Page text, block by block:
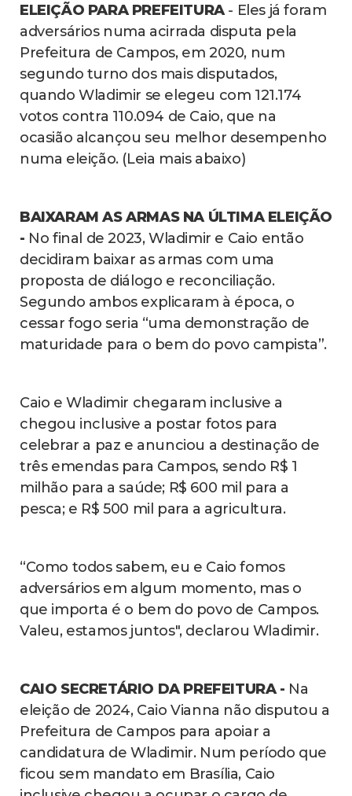
ELEIÇÃO PARA PREFEITURA- Eles já foram
adversários numa acirrada disputa pela
Prefeitura de Campos, em 2020, num
segundo turno dos mais disputados,
quando Wladimir se elegeu com 121.174
votos contra 110.094 de Caio, que na
ocasião alcançou seu melhor desempenho
numa eleição. (Leia mais abaixo)
BAIXARAM AS ARMAS NA ÚLTIMA ELEIÇÃO
- No final de 2023, Wladimir e Caio então
decidiram baixar as armas com uma
proposta de diálogo e reconciliação.
Segundo ambos explicaram à época, o
cessar fogo seria “uma demonstração de
maturidade para o bem do povo campista”.
Caio e Wladimir chegaram inclusive a
chegou inclusive a postar fotos para
celebrar a paz e anunciou a destinação de
três emendas para Campos, sendo R$ 1
milhão para a saúde; R$ 600 mil para a
pesca; e R$ 500 mil para a agricultura.
“Como todos sabem, eu e Caio fomos
adversários em algum momento, mas o
que importa é o bem do povo de Campos.
Valeu, estamos juntos", declarou Wladimir.
CAIO SECRETÁRIO DA PREFEITURA - Na
eleição de 2024, Caio Vianna não disputou a
Prefeitura de Campos para apoiar a
candidatura de Wladimir. Num período que
ficou sem mandato em Brasília, Caio